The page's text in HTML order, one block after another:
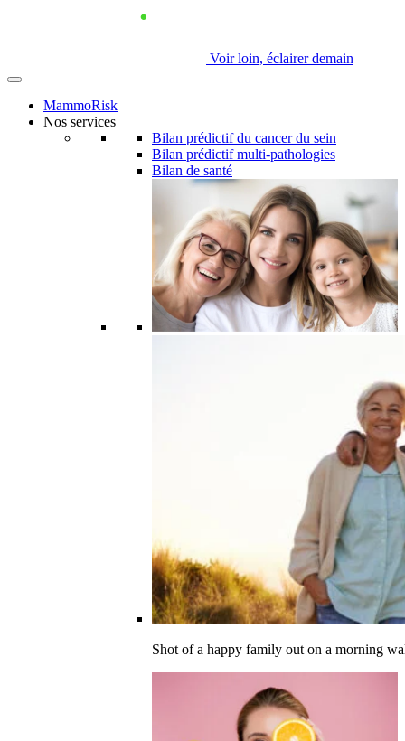
Voir loin, éclairer demain
MammoRisk
Nos services
Bilan prédictif du cancer du sein
Bilan prédictif multi-pathologies
Bilan de santé
Shot of a happy family out on a morning